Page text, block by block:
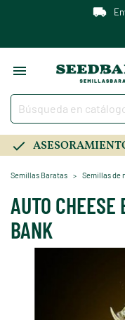

Semillas Baratas Semillas de
AUTO CHEESE
BANK